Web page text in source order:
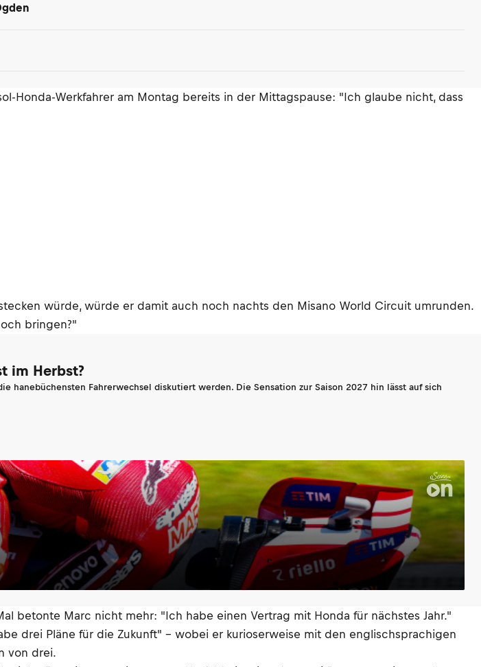
Honda-Werkfahrer am Montag bereits in der Mittagspause: "Ich glaube nicht, dass
würde, würde er damit auch noch nachts den Misano World Circuit umrunden.
bringen?"
im Herbst?
hanebüchensten Fahrerwechsel diskutiert werden. Die Sensation zur Saison 2027 hin lässt auf sich
betonte Marc nicht mehr: "Ich habe einen Vertrag mit Honda für nächstes Jahr."
drei Pläne für die Zukunft" – wobei er kurioserweise mit den englischsprachigen
von drei.